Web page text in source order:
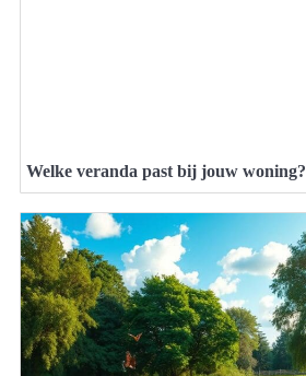
Welke veranda past bij jouw woning?